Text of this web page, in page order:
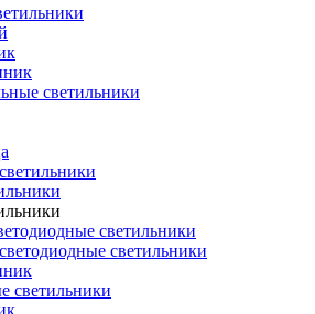
светильники
светильники
светильники
светильники